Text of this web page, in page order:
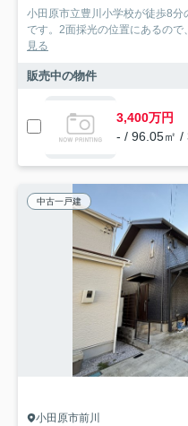
小田原市立豊川小学校が徒歩8
です。2面採光の位置にあるの
見る
販売中の物件
3,400万円
- / 96.05㎡ /
中古一戸建
小田原市前川